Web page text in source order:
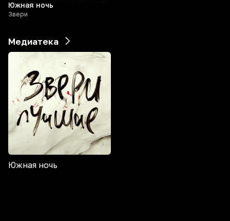
Южная ночь
Звери
Медиатека
Южная ночь